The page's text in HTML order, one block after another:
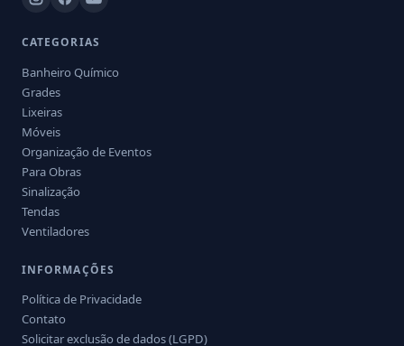
CATEGORIAS
Banheiro Químico
Grades
Lixeiras
Móveis
Organização de Eventos
Para Obras
Sinalização
Tendas
Ventiladores
INFORMAÇÕES
Política de Privacidade
Contato
Solicitar exclusão de dados (LGPD)